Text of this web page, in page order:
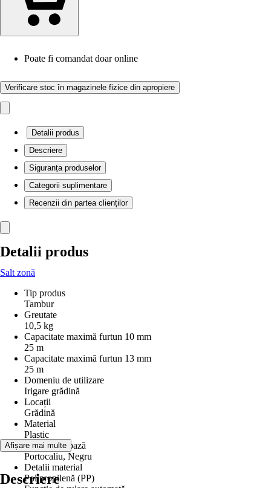
Poate fi comandat doar online
Verificare stoc în magazinele fizice din apropiere
Detalii produs
Descriere
Siguranța produselor
Categorii suplimentare
Recenzii din partea clienților
Detalii produs
Salt zonă
Tip produs
Tambur
Greutate
10,5 kg
Capacitate maximă furtun 10 mm
25 m
Capacitate maximă furtun 13 mm
25 m
Domeniu de utilizare
Irigare grădină
Locații
Grădină
Material
Plastic
Culoare de bază
Portocaliu, Negru
Detalii material
Polipropilenă (PP)
Afișare mai multe
Descriere